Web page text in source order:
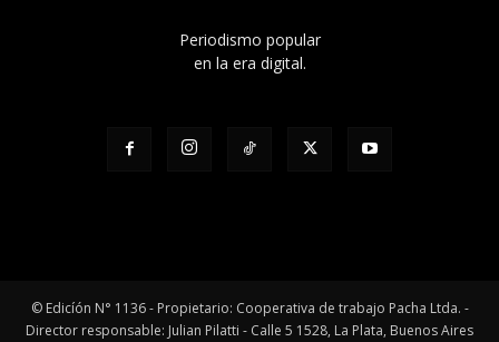
Periodismo popular
en la era digital.
© Edicíón N° 1136 - Propietario: Cooperativa de trabajo Pacha Ltda. -
Director responsable: Julian Pilatti - Calle 5 1528, La Plata, Buenos Aires